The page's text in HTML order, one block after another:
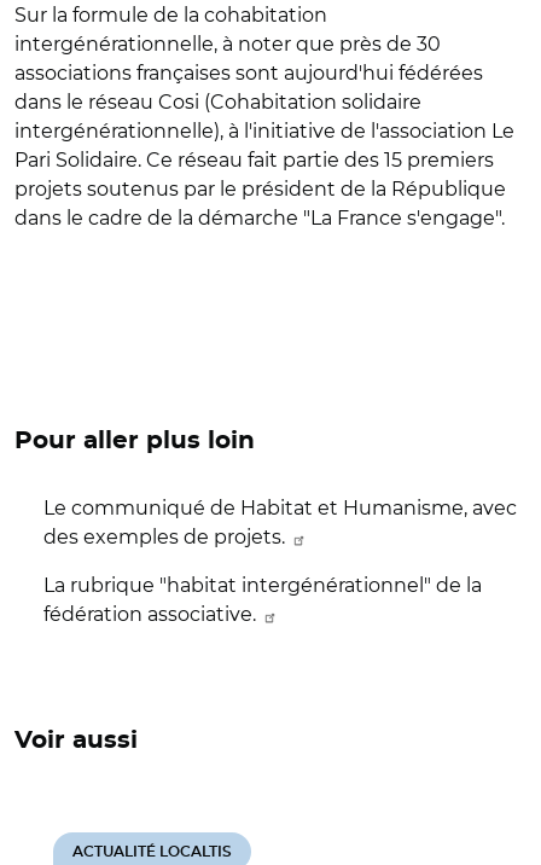
Sur la formule de la cohabitation
intergénérationnelle, à noter que près de 30
associations françaises sont aujourd'hui fédérées
dans le réseau Cosi (Cohabitation solidaire
intergénérationnelle), à l'initiative de l'association Le
Pari Solidaire. Ce réseau fait partie des 15 premiers
projets soutenus par le président de la République
dans le cadre de la démarche "La France s'engage".
Pour aller plus loin
Le communiqué de Habitat et Humanisme, avec
des exemples de projets.
La rubrique "habitat intergénérationnel" de la
fédération associative.
Voir aussi
ACTUALITÉ LOCALTIS